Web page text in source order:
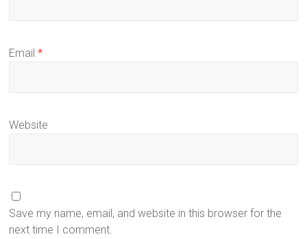
Email*
Website
Save my name, email, and website in this browser for the
next time I comment.